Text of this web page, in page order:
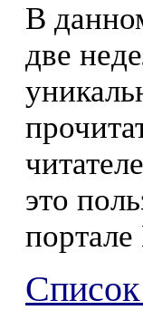
В
две
это
Список